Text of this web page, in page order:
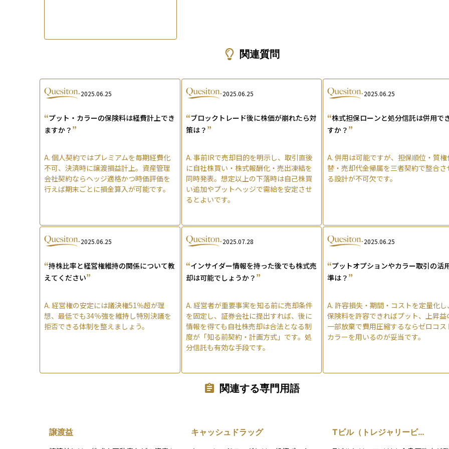
関連質問
2025.06.25
“プット・カラーの保険料は経費計上でき
ますか？ ”
A. 個人契約ではプレミアムを毎期経費化
不可、決済時に譲渡損益計上。資産管理
会社契約ならヘッジ適格かつ時価評価を
行えば期末ごとに損金算入が可能です。
2025.06.25
“ブロックトレード後に株価が崩れたら対
策は？ ”
A. 事前IRで売却目的を明示し、取引直後
に自社株買い・株式報酬化・売出凍結を
同時発表。想定以上の下落時は自己株買
い追加やプットヘッジで需給を安定させ
るとよいです。
2025.06.25
“株式担保ローンと処分信託は併用で
すか？ ”
A.併用は可能ですが、担保順位・質権
替・売却代金帰属を三者契約で整合さ
る設計が不可欠です。
2025.06.25
“持株比率と経営権維持の関係について教
えてください”
A. 経営権の安定には議決権51％超が理
想、最低でも34％強を維持し特別決議を
拒否できる体制を整えましょう。
2025.07.28
“インサイダー情報を持った後でも株式売
却は可能でしょうか？ ”
A. 経営者が重要事実を知る前に売却条件
を固定し、証券会社に提出すれば、後に
情報を得ても自社株売却は合法となる制
度が「知る前契約・計画方式」です。処
分信託も有効な手段です。
2025.06.25
“プットオプションやカラー取引の活
準は？ ”
A.許容損失・期間・コストを定量化し、
保険料を許容できればプット、上昇益
一部放棄で費用圧縮するならゼロコス
カラーを用いるのが妥当です。
関連する専門用語
譲渡益
キャッシュドラッグ
Tビル（トレジャリービ